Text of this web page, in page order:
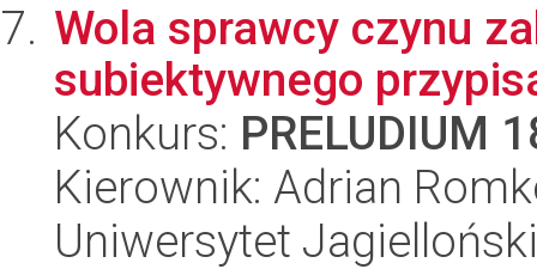
Wola sprawcy czynu
subiektywnego
Konkurs: PRELUDIUM
Kierownik: Adrian
Uniwersytet